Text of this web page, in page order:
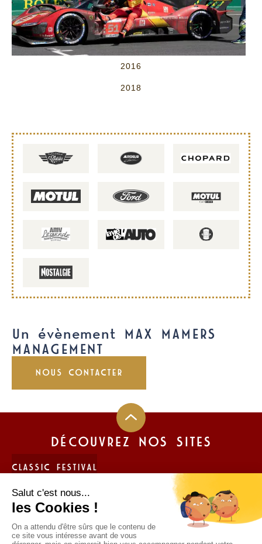
2016
2018
Un évènement MAX MAMERS
MANAGEMENT
NOUS CONTACTER
DÉCOUVREZ NOS SITES
CLASSIC FESTIVAL
FUN CUP